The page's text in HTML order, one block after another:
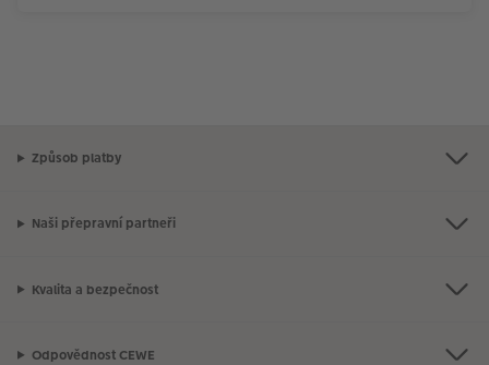
Způsob platby
Naši přepravní partneři
Kvalita a bezpečnost
Odpovědnost CEWE